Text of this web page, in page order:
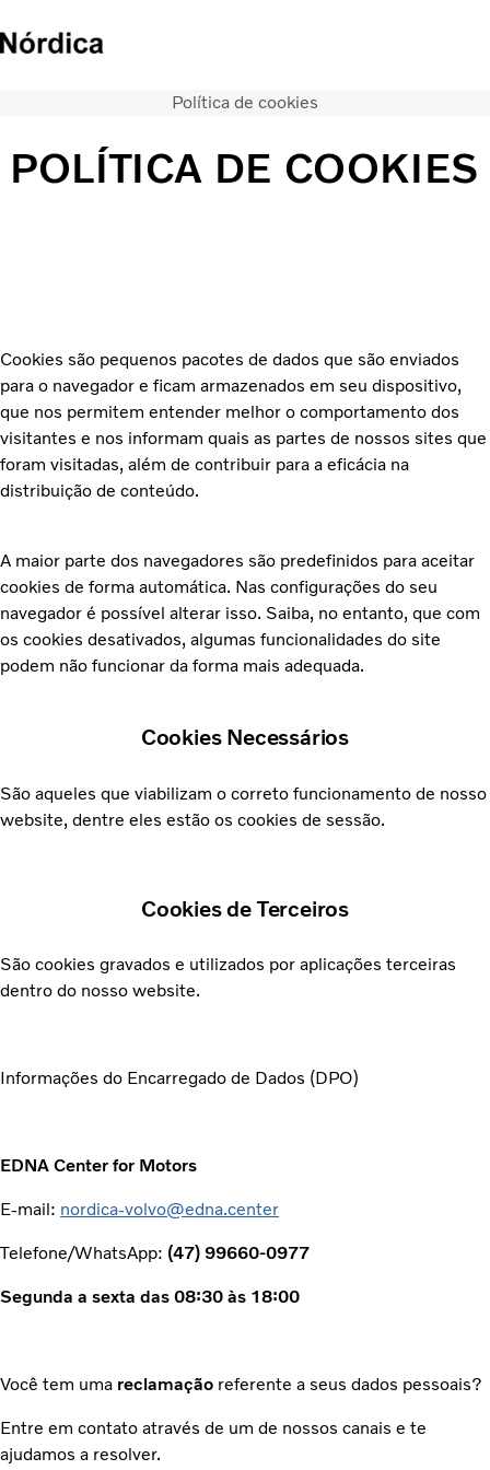
Serviços
Veículos seminovos
Política de cookies
POLÍTICA DE COOKIES
Cookies são pequenos pacotes de dados que são enviados
para o navegador e ficam armazenados em seu dispositivo,
que nos permitem entender melhor o comportamento dos
visitantes e nos informam quais as partes de nossos sites que
foram visitadas, além de contribuir para a eficácia na
distribuição de conteúdo.
A maior parte dos navegadores são predefinidos para aceitar
cookies de forma automática. Nas configurações do seu
navegador é possível alterar isso. Saiba, no entanto, que com
os cookies desativados, algumas funcionalidades do site
podem não funcionar da forma mais adequada.
Cookies Necessários
São aqueles que viabilizam o correto funcionamento de nosso
website, dentre eles estão os cookies de sessão.
Cookies de Terceiros
São cookies gravados e utilizados por aplicações terceiras
dentro do nosso website.
Informações do Encarregado de Dados (DPO)
EDNA Center for Motors
E-mail: nordica-volvo@edna.center
Telefone/WhatsApp: (47) 99660-0977
Segunda a sexta das 08:30 às 18:00
Você tem uma reclamação referente a seus dados pessoais?
Entre em contato através de um de nossos canais e te
ajudamos a resolver.